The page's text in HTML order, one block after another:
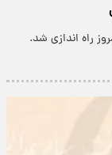
راه اندازی شد.